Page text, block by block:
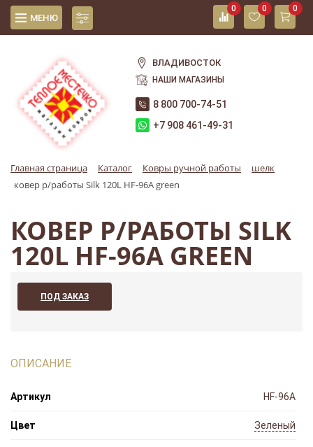
МЕНЮ
0 0 0
ВЛАДИВОСТОК
НАШИ МАГАЗИНЫ
8 800 700-74-51
+7 908 461-49-31
Главная страница Каталог Ковры ручной работы
шелк
ковер р/работы Silk 120L HF-96A green
КОВЕР Р/РАБОТЫ SILK
120L HF-96A GREEN
ПОД ЗАКАЗ
ОПИСАНИЕ
Артикул HF-96A
Цвет Зеленый